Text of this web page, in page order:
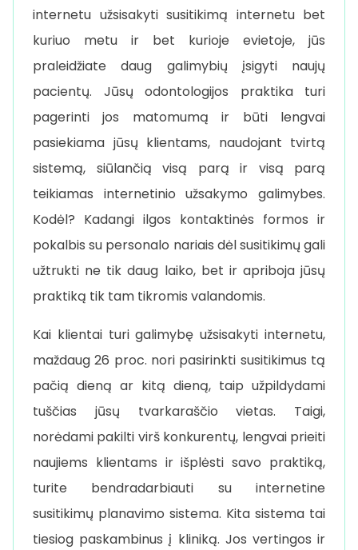
internetu užsisakyti susitikimą internetu bet
kuriuo metu ir bet kurioje evietoje, jūs
praleidžiate daug galimybių įsigyti naujų
pacientų. Jūsų odontologijos praktika turi
pagerinti jos matomumą ir būti lengvai
pasiekiama jūsų klientams, naudojant tvirtą
sistemą, siūlančią visą parą ir visą parą
teikiamas internetinio užsakymo galimybes.
Kodėl? Kadangi ilgos kontaktinės formos ir
pokalbis su personalo nariais dėl susitikimų gali
užtrukti ne tik daug laiko, bet ir apriboja jūsų
praktiką tik tam tikromis valandomis.
Kai klientai turi galimybę užsisakyti internetu,
maždaug 26 proc. nori pasirinkti susitikimus tą
pačią dieną ar kitą dieną, taip užpildydami
tuščias jūsų tvarkaraščio vietas. Taigi,
norėdami pakilti virš konkurentų, lengvai prieiti
naujiems klientams ir išplėsti savo praktiką,
turite bendradarbiauti su internetine
susitikimų planavimo sistema. Kita sistema tai
tiesiog paskambinus į kliniką. Jos vertingos ir